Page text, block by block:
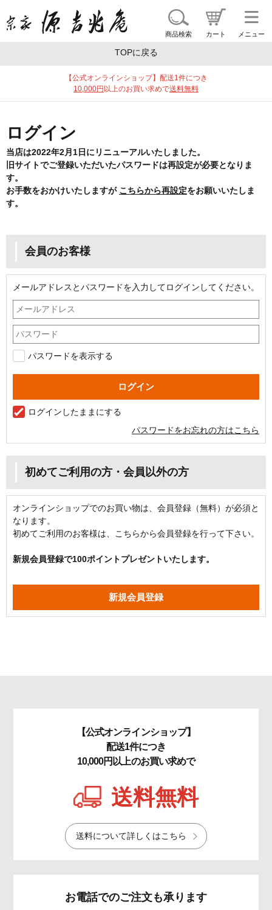
商品検索 カート メニュー
商品一覧 ギフトを探す
TOPに戻る
【公式オンラインショップ】配送1件につき
10,000円 以上のお買い求めで送料無料
ログイン
当店は2022年2月1日にリニューアルいたしました。
旧サイトでご登録いただいたパスワードは再設定が必要となりま
す。
お手数をおかけいたしますが こちらから再設定をお願いいたしま
す。
会員のお客様
メールアドレスとパスワードを入力してログインしてください。
パスワードを表示する
ログインしたままにする
パスワードをお忘れの方はこちら
初めてご利用の方・会員以外の方
オンラインショップでのお買い物は、会員登録（無料）が必須と
なります。
初めてご利用のお客様は、こちらから会員登録を行って下さい。
新規会員登録で100ポイントプレゼントいたします。
【公式オンラインショップ】
配送1件につき
10,000円以上のお買い求めで
送料無料
送料について詳しくはこちら
お電話でのご注文も承ります